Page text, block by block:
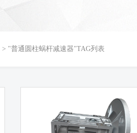
> "普通圆柱蜗杆减速器"TAG列表